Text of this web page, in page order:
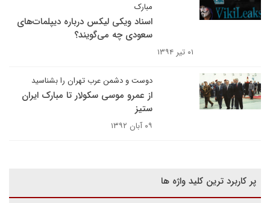
مبارک
اسناد ویکی لیکس درباره دیپلمات‌های
سعودی چه می‌گویند؟
۰۱ تیر ۱۳۹۴
دوست و دشمن عرب تهران را بشناسید
از عمرو موسی سکولار تا مبارک ایران
ستیز
۰۹ آبان ۱۳۹۲
پر کاربرد ترین کلید واژه ها